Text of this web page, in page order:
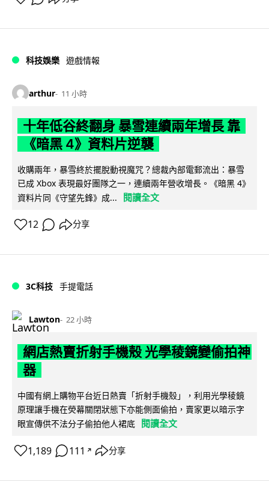
科技娛樂 遊戲情報
arthur 11 小時
十年低谷終翻身 暴雪連續兩年增長 靠
《暗黑 4》資料片逆襲
收購兩年，暴雪終於擺脫動視魔咒？總裁內部電郵流出：暴雪
已成 Xbox 表現最好團隊之一，連續兩年營收增長。《暗黑 4》
資料片同《守望先鋒》成...
閱讀全文
12 分享
3C科技 手提電話
Lawton 22 小時
網店熱賣折射手機殼 光學稜鏡變偷拍神
器
中國有網上購物平台近日熱賣「折射手機殼」，利用光學稜鏡
原理讓手機在熒幕關閉狀態下亦能側面偷拍，賣家更以暗示字
眼宣傳供不法分子偷拍他人裙底
閱讀全文
1,189 111 ↗ 分享